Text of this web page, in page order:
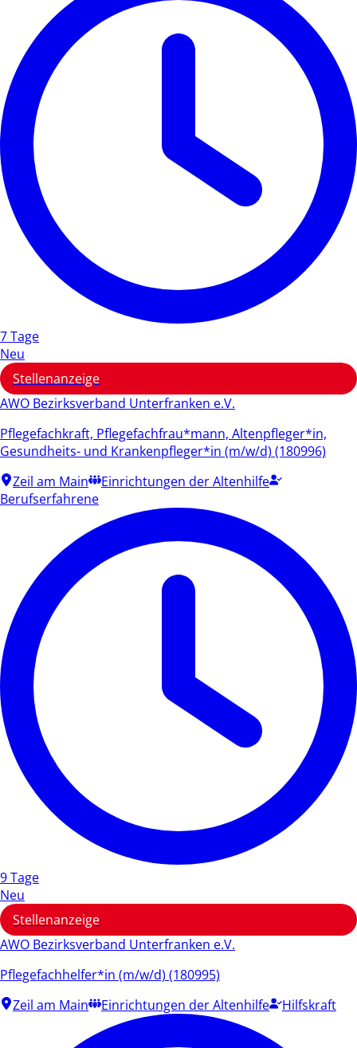
7 Tage
Neu
Stellenanzeige
AWO Bezirksverband Unterfranken e.V.
Pflegefachkraft, Pflegefachfrau*mann, Altenpfleger*in,
Gesundheits- und Krankenpfleger*in (m/w/d) (180996)
Zeil am Main
Einrichtungen der Altenhilfe
Berufserfahrene
9 Tage
Neu
Stellenanzeige
AWO Bezirksverband Unterfranken e.V.
Pflegefachhelfer*in (m/w/d) (180995)
Zeil am Main
Einrichtungen der Altenhilfe Hilfskraft